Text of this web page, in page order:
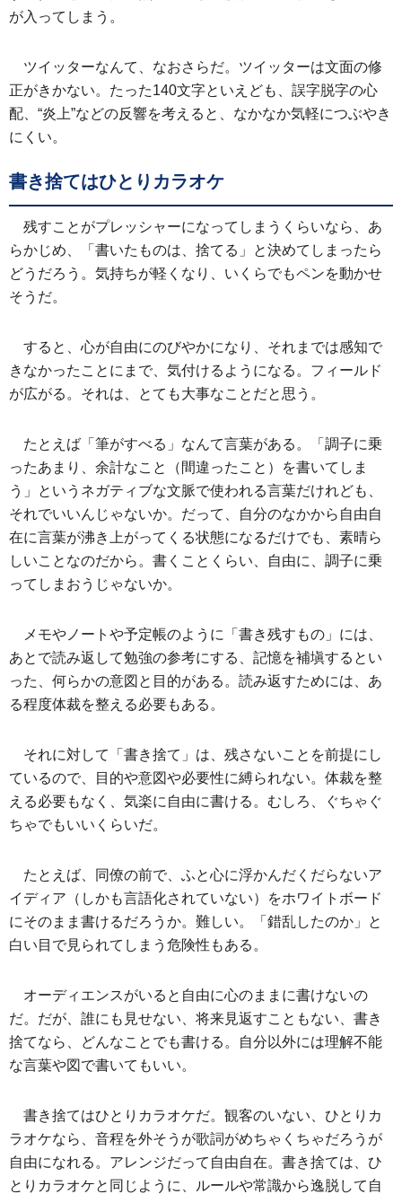
が入ってしまう。
ツイッターなんて、なおさらだ。ツイッターは文面の修
正がきかない。たった140文字といえども、誤字脱字の心
配、“炎上”などの反響を考えると、なかなか気軽につぶやき
にくい。
書き捨てはひとりカラオケ
残すことがプレッシャーになってしまうくらいなら、あ
らかじめ、「書いたものは、捨てる」と決めてしまったら
どうだろう。気持ちが軽くなり、いくらでもペンを動かせ
そうだ。
すると、心が自由にのびやかになり、それまでは感知で
きなかったことにまで、気付けるようになる。フィールド
が広がる。それは、とても大事なことだと思う。
たとえば「筆がすべる」なんて言葉がある。「調子に乗
ったあまり、余計なこと（間違ったこと）を書いてしま
う」というネガティブな文脈で使われる言葉だけれども、
それでいいんじゃないか。だって、自分のなかから自由自
在に言葉が沸き上がってくる状態になるだけでも、素晴ら
しいことなのだから。書くことくらい、自由に、調子に乗
ってしまおうじゃないか。
メモやノートや予定帳のように「書き残すもの」には、
あとで読み返して勉強の参考にする、記憶を補塡するとい
った、何らかの意図と目的がある。読み返すためには、あ
る程度体裁を整える必要もある。
それに対して「書き捨て」は、残さないことを前提にし
ているので、目的や意図や必要性に縛られない。体裁を整
える必要もなく、気楽に自由に書ける。むしろ、ぐちゃぐ
ちゃでもいいくらいだ。
たとえば、同僚の前で、ふと心に浮かんだくだらないア
イディア（しかも言語化されていない）をホワイトボード
にそのまま書けるだろうか。難しい。「錯乱したのか」と
白い目で見られてしまう危険性もある。
オーディエンスがいると自由に心のままに書けないの
だ。だが、誰にも見せない、将来見返すこともない、書き
捨てなら、どんなことでも書ける。自分以外には理解不能
な言葉や図で書いてもいい。
書き捨てはひとりカラオケだ。観客のいない、ひとりカ
ラオケなら、音程を外そうが歌詞がめちゃくちゃだろうが
自由になれる。アレンジだって自由自在。書き捨ては、ひ
とりカラオケと同じように、ルールや常識から逸脱して自